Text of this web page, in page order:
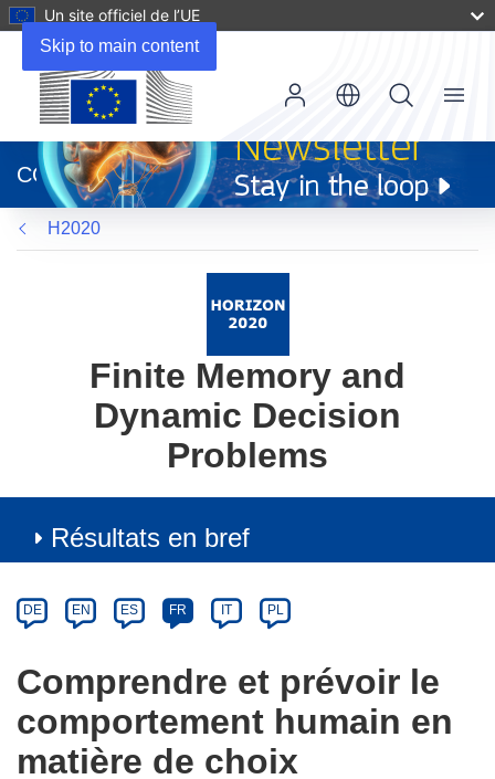
Skip to main content
Un site officiel de l’UE
dans
une
nouvelle
fenêtre)
CORDIS
Menu
H2020
Finite Memory and
Dynamic Decision
Problems
Résultats en bref
Category
Article
available
the
following
languages:
DE EN ES FR IT PL
Comprendre et prévoir le
comportement humain en
matière de choix